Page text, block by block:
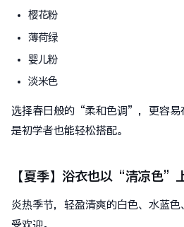
樱花粉
薄荷绿
婴儿粉
淡米色
选择春日般的“柔和色调”，更容易
是初学者也能轻松搭配。
【夏季】浴衣也以“清凉色”
炎热季节，轻盈清爽的白色、水蓝
受欢迎。